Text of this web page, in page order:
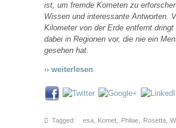
ist, um fremde Kometen zu
Wissen und interessante Antworten.
Kilometer von der Erde entfernt
dabei in Regionen vor, die nie ein
gesehen hat.
›› weiterlesen
Tagged: esa, Komet Philae Rosetta,